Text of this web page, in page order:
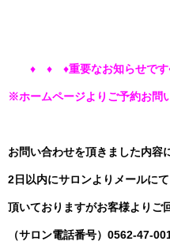
♦ ♦ ♦重要なお知らせ
※ホームページよりご予約お問
お問い合わせを頂きました内容
2日以内にサロンよりメールに
頂いておりますがお客様よりご
（サロン電話番号）